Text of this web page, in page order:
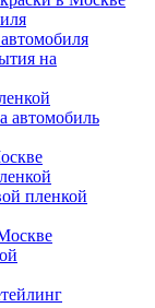
на
автомобиль
пленкой